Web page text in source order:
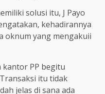
solusi itu, J Payo
kehadirannya
oknum yang mengakuii
kantor PP begitu
itu tidak
jelas di sana ada